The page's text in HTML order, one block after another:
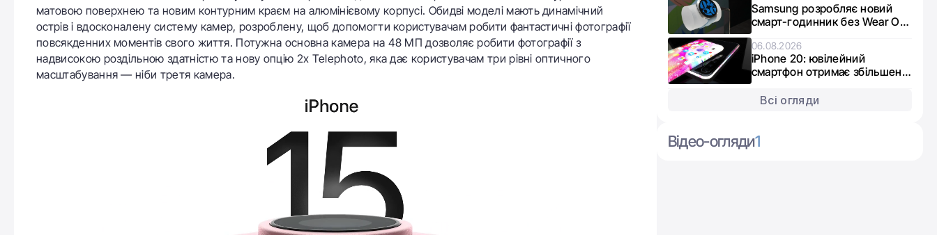
матовою поверхнею та новим контурним краєм на алюмінієвому корпусі. Обидві моделі мають динамічний
острів і вдосконалену систему камер, розроблену, щоб допомогти користувачам робити фантастичні фотографії
повсякденних моментів свого життя. Потужна основна камера на 48 МП дозволяє робити фотографії з
надвисокою роздільною здатністю та нову опцію 2x Telephoto, яка дає користувачам три рівні оптичного
масштабування — ніби третя камера.
Samsung розробляє новий
смарт-годинник без Wear OS:
що відомо про Galaxy Aero
06.08.2026
iPhone 20: ювілейний
смартфон отримає збільшені
дисплеї
Всі огляди
Відео-огляди1